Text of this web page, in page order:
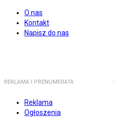
O nas
Kontakt
Napisz do nas
REKLAMA I PRENUMERATA
Reklama
Ogłoszenia